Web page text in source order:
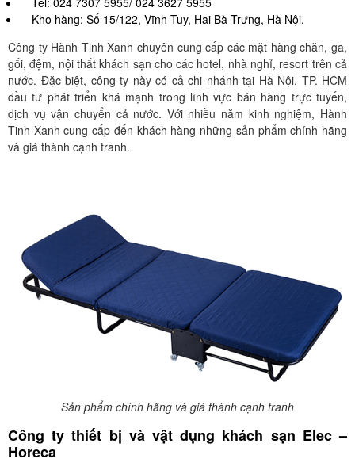
Kho hàng: Số 15/122, Vĩnh Tuy, Hai Bà Trưng, Hà Nội.
Công ty Hành Tinh Xanh chuyên cung cấp các mặt hàng chăn, ga,
gối, đệm, nội thất khách sạn cho các hotel, nhà nghỉ, resort trên cả
nước. Đặc biệt, công ty này có cả chi nhánh tại Hà Nội, TP. HCM
đầu tư phát triển khá mạnh trong lĩnh vực bán hàng trực tuyến,
dịch vụ vận chuyển cả nước. Với nhiều năm kinh nghiệm, Hành
Tinh Xanh cung cấp đến khách hàng những sản phẩm chính hãng
và giá thành cạnh tranh.
Sản phẩm chính hãng và giá thành cạnh tranh
Công ty thiết bị và vật dụng khách sạn Elec –
Horeca